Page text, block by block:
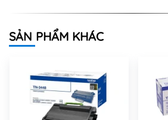
SẢN PHẨM KHÁC